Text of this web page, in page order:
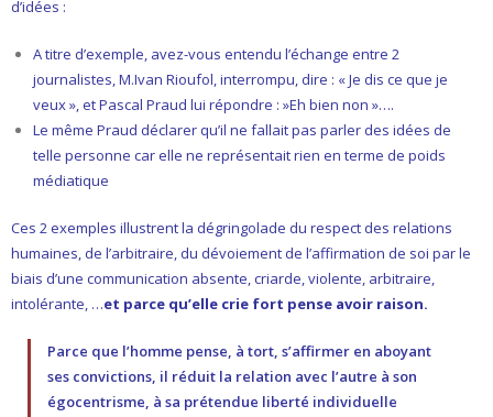
d’idées :
A titre d’exemple, avez-vous entendu l’échange entre 2
journalistes, M.Ivan Rioufol, interrompu, dire : « Je dis ce que je
veux », et Pascal Praud lui répondre : »Eh bien non »….
Le même Praud déclarer qu’il ne fallait pas parler des idées de
telle personne car elle ne représentait rien en terme de poids
médiatique
Ces 2 exemples illustrent la dégringolade du respect des relations
humaines, de l’arbitraire, du dévoiement de l’affirmation de soi par le
biais d’une communication absente, criarde, violente, arbitraire,
intolérante, …et parce qu’elle crie fort pense avoir raison.
Parce que l’homme pense, à tort, s’affirmer en aboyant
ses convictions, il réduit la relation avec l’autre à son
égocentrisme, à sa prétendue liberté individuelle